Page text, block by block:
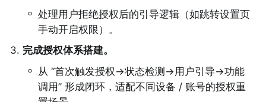
◦ 处理用户拒绝授权后的引导逻辑（如跳转设置页
手动开启权限）。
3. 完成授权体系搭建。
◦ 从 “首次触发授权→状态检测→用户引导→功能
调用” 形成闭环，适配不同设备 / 账号的授权重